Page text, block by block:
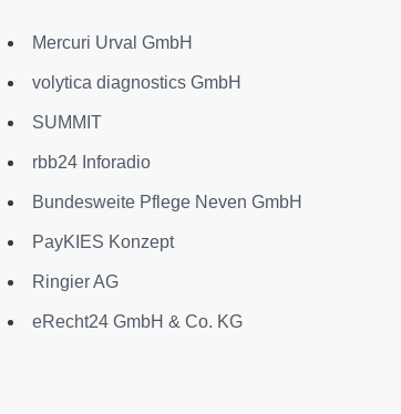
Mercuri Urval GmbH
volytica diagnostics GmbH
SUMMIT
rbb24 Inforadio
Bundesweite Pflege Neven GmbH
PayKIES Konzept
Ringier AG
eRecht24 GmbH & Co. KG